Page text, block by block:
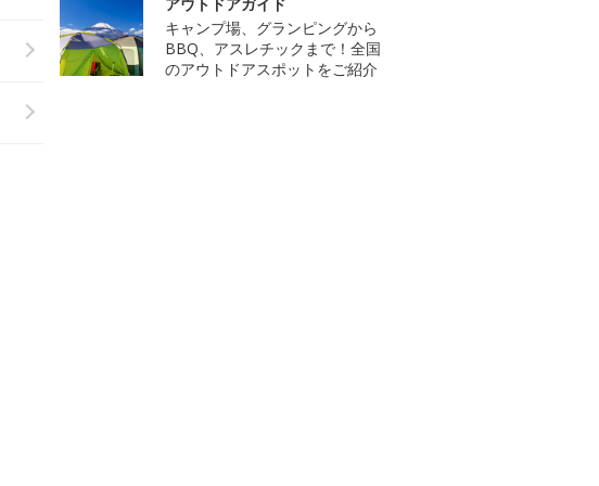
キャンプ場、グランピングから
BBQ、アスレチックまで！全国
のアウトドアスポットをご紹介